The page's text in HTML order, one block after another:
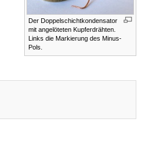
Der Doppelschichtkondensator
mit angelöteten Kupferdrähten.
Links die Markierung des Minus-
Pols.